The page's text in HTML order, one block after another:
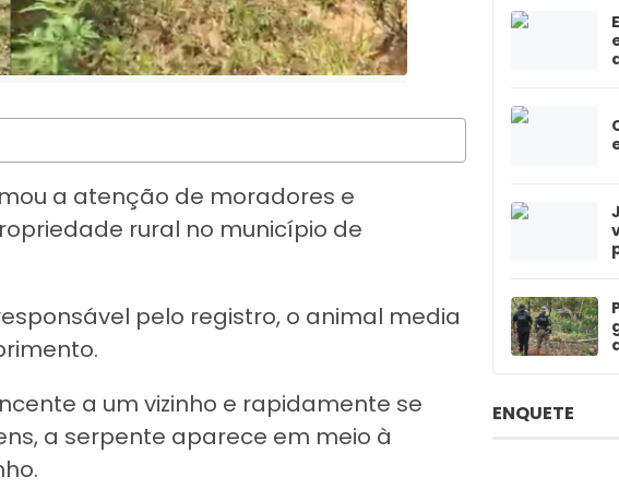
a atenção de moradores e
rural no município de
pelo registro, o animal media
a um vizinho e rapidamente se
a serpente aparece em meio à
ENQUETE